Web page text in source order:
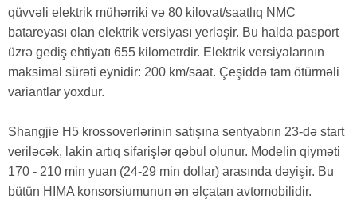
qüvvəli elektrik mühərriki və 80 kilovat/saatlıq NMC
batareyası olan elektrik versiyası yerləşir. Bu halda pasport
üzrə gediş ehtiyatı 655 kilometrdir. Elektrik versiyalarının
maksimal sürəti eynidir: 200 km/saat. Çeşiddə tam ötürməli
variantlar yoxdur.
Shangjie H5 krossoverlərinin satışına sentyabrın 23-də start
veriləcək, lakin artıq sifarişlər qəbul olunur. Modelin qiyməti
170 - 210 min yuan (24-29 min dollar) arasında dəyişir. Bu
bütün HIMA konsorsiumunun ən əlçatan avtomobilidir.